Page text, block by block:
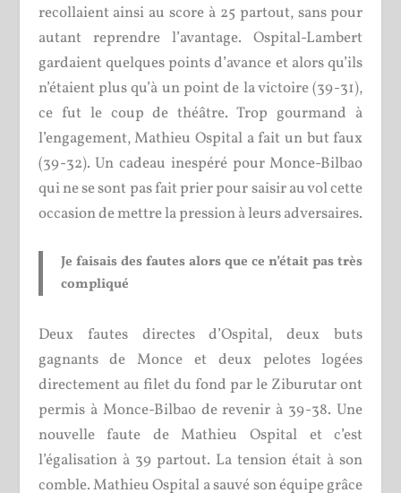
recollaient ainsi au score à 25 partout, sans pour
autant reprendre l’avantage. Ospital-Lambert
gardaient quelques points d’avance et alors qu’ils
n’étaient plus qu’à un point de la victoire (39-31),
ce fut le coup de théâtre. Trop gourmand à
l’engagement, Mathieu Ospital a fait un but faux
(39-32). Un cadeau inespéré pour Monce-Bilbao
qui ne se sont pas fait prier pour saisir au vol cette
occasion de mettre la pression à leurs adversaires.
Je faisais des fautes alors que ce n’était pas très
compliqué
Deux fautes directes d’Ospital, deux buts
gagnants de Monce et deux pelotes logées
directement au filet du fond par le Ziburutar ont
permis à Monce-Bilbao de revenir à 39-38. Une
nouvelle faute de Mathieu Ospital et c’est
l’égalisation à 39 partout. La tension était à son
comble. Mathieu Ospital a sauvé son équipe grâce